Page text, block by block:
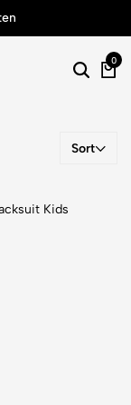
0
Sort